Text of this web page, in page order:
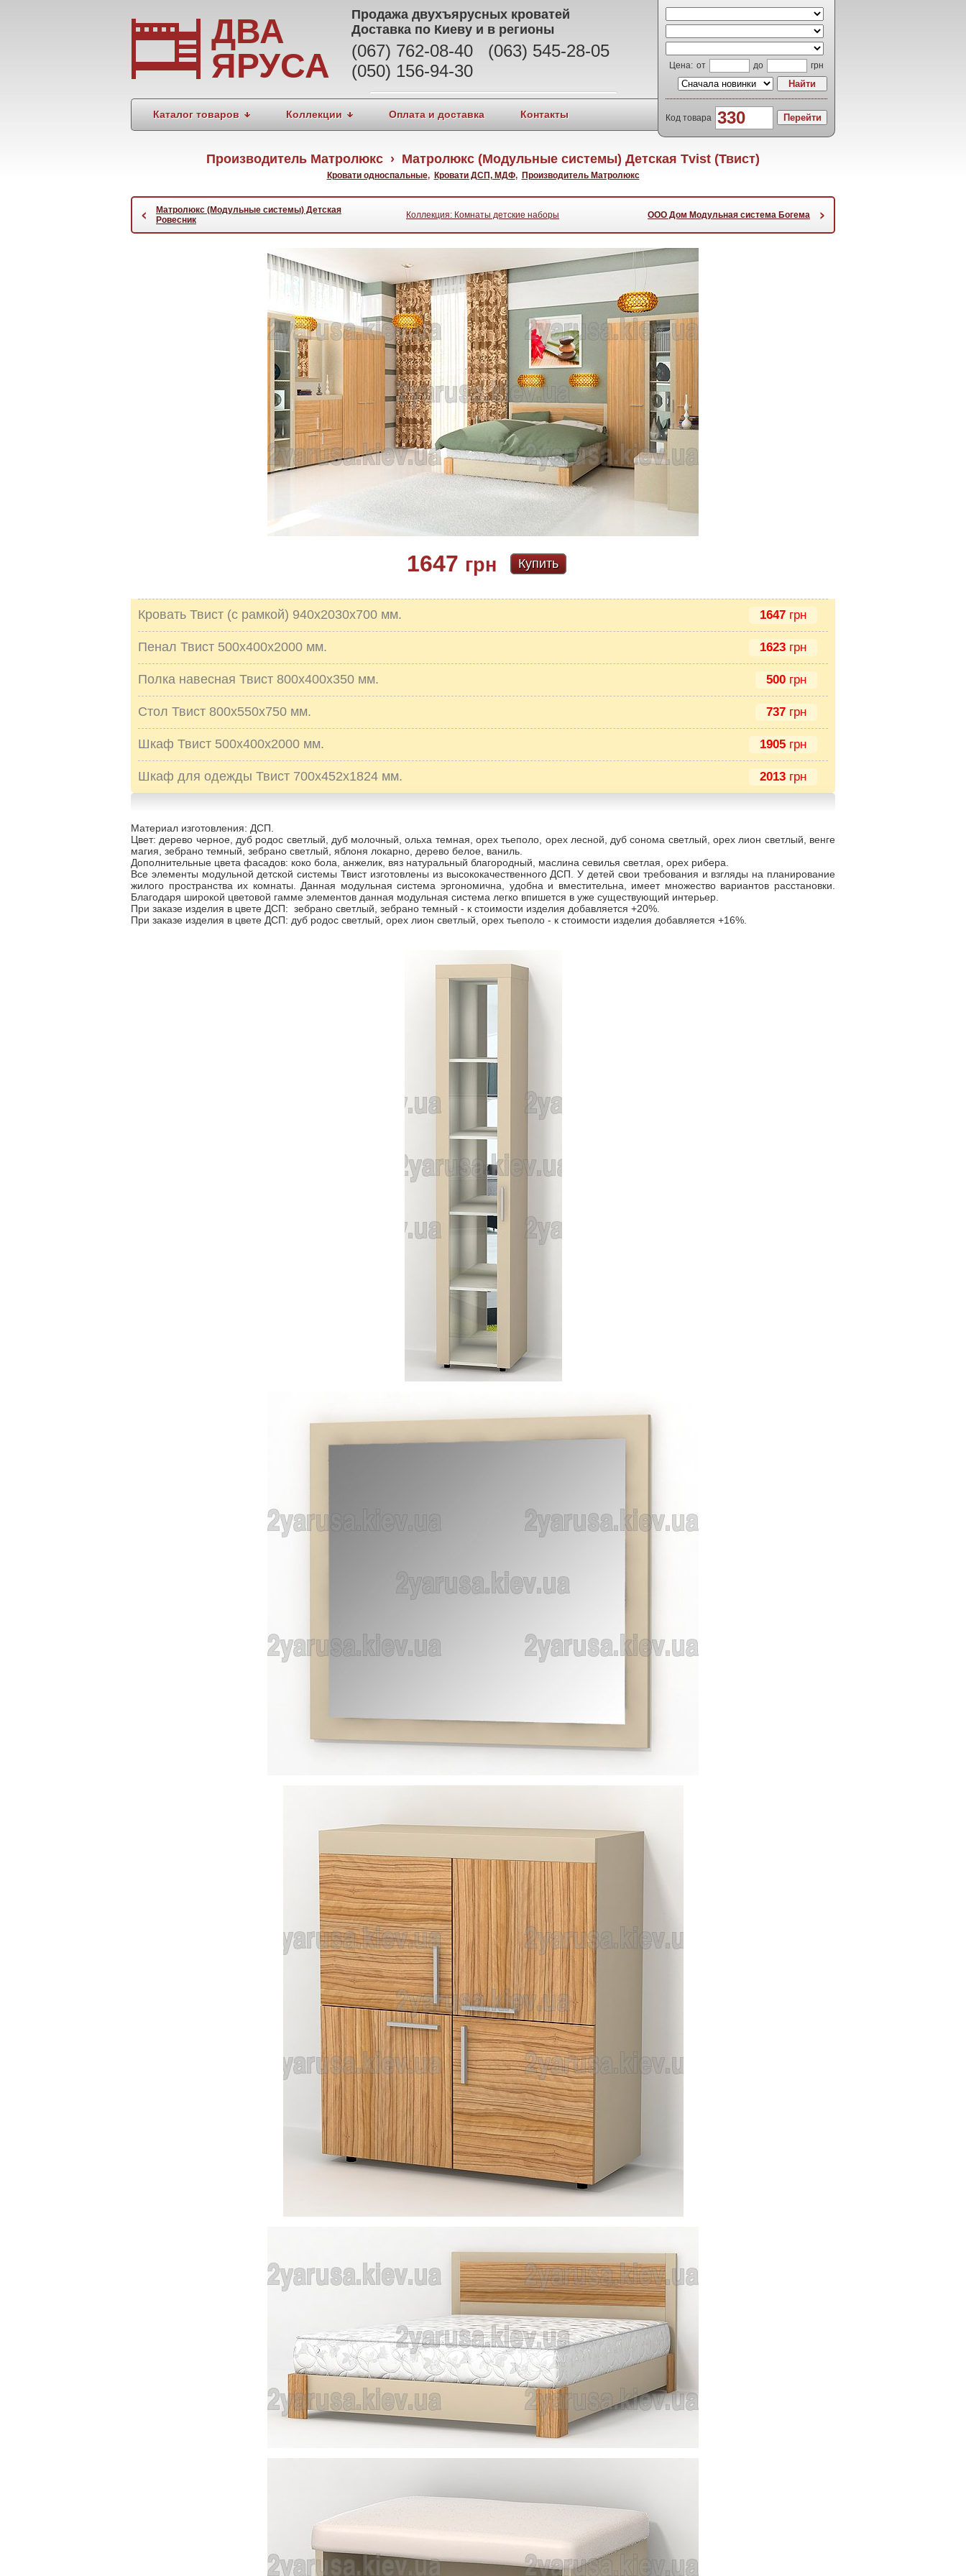
ДВА
ЯРУСА
Продажа двухъярусных кроватей
Доставка по Киеву и в регионы
(067) 762-08-40 (063) 545-28-05
(050) 156-94-30
Каталог товаров Коллекции Оплата и доставка Контакты
Цена: от до грн
Код товара
Производитель Матролюкс › Матролюкс (Модульные системы) Детская Tvist (Твист)
Кровати односпальные, Кровати ДСП, МДФ, Производитель Матролюкс
‹
Матролюкс (Модульные системы) Детская
Ровесник
Коллекция: Комнаты детские наборы ООО Дом Модульная система Богема ›
1647 грн Купить
Кровать Твист (с рамкой) 940х2030х700 мм. 1647 грн
Пенал Твист 500х400х2000 мм. 1623 грн
Полка навесная Твист 800х400х350 мм. 500 грн
Стол Твист 800х550х750 мм. 737 грн
Шкаф Твист 500х400х2000 мм. 1905 грн
Шкаф для одежды Твист 700х452х1824 мм. 2013 грн
Материал изготовления: ДСП.
Цвет: дерево черное, дуб родос светлый, дуб молочный, ольха темная, орех тьеполо, орех лесной, дуб сонома светлый, орех лион светлый, венге
магия, зебрано темный, зебрано светлый, яблоня локарно, дерево белое, ваниль.
Дополнительные цвета фасадов: коко бола, анжелик, вяз натуральный благородный, маслина севилья светлая, орех рибера.
Все элементы модульной детской системы Твист изготовлены из высококачественного ДСП. У детей свои требования и взгляды на планирование
жилого пространства их комнаты. Данная модульная система эргономична, удобна и вместительна, имеет множество вариантов расстановки.
Благодаря широкой цветовой гамме элементов данная модульная система легко впишется в уже существующий интерьер.
При заказе изделия в цвете ДСП: зебрано светлый, зебрано темный - к стоимости изделия добавляется +20%.
При заказе изделия в цвете ДСП: дуб родос светлый, орех лион светлый, орех тьеполо - к стоимости изделия добавляется +16%.